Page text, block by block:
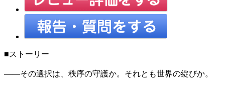
■ストーリー
――その選択は、秩序の守護か。それとも世界の綻びか。